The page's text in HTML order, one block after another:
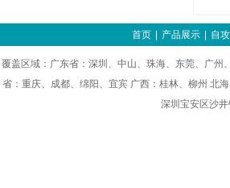
首页 产品展示 自
覆盖区域：广东省：深圳、中山、珠海、东莞、广
省：重庆、成都、绵阳、宜宾 广西：桂林、柳州 北
深圳宝安区沙